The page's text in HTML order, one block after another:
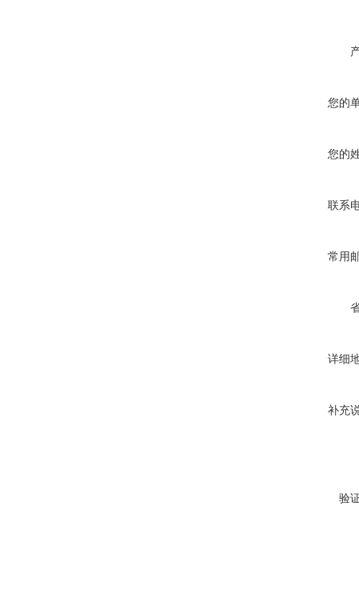
您的
您的
联系
常用
详细
补充
验